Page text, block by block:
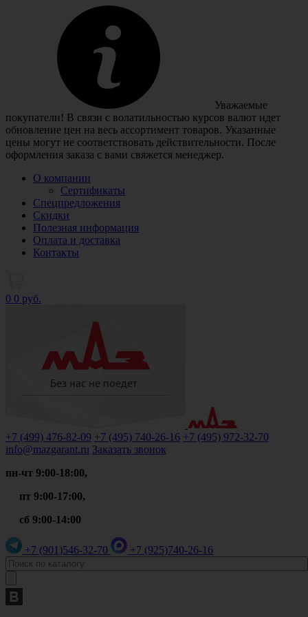
Уважаемые
покупатели! В связи с волатильностью курсов валют идет
обновление цен на весь ассортимент товаров. Указанные
цены могут не соответствовать действительности. После
оформления заказа с вами свяжется менеджер.
О компании
Сертификаты
Спецпредложения
Скидки
Полезная информация
Оплата и доставка
Контакты
0 0 руб.
+7 (499) 476-82-09 +7 (495) 740-26-16 +7 (495) 972-32-70
info@mazgarant.ru Заказать звонок
пн-чт 9:00-18:00,
пт 9:00-17:00,
сб 9:00-14:00
+7 (901)546-32-70 +7 (925)740-26-16